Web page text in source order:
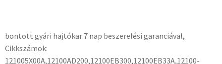
bontott gyári hajtókar 7 nap beszerelési garanciával,
Cikkszámok:
121005X00A,12100AD200,12100EB300,12100EB33A,12100-